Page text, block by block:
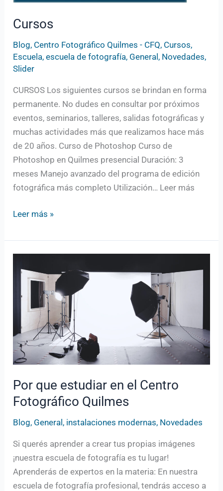
Cursos
Blog, Centro Fotográfico Quilmes - CFQ, Cursos,
Escuela,escuela de fotografía, General, Novedades,
Slider
CURSOS Los siguientes cursos se brindan en forma
permanente. No dudes en consultar por próximos
eventos, seminarios, talleres, salidas fotográficas y
muchas actividades más que realizamos hace más
de 20 años. Curso de Photoshop Curso de
Photoshop en Quilmes presencial Duración: 3
meses Manejo avanzado del programa de edición
fotográfica más completo Utilización… Leer más
Leer más »
Por que estudiar en el Centro
Fotográfico Quilmes
Blog, General , instalaciones modernas, Novedades
Si querés aprender a crear tus propias imágenes
¡nuestra escuela de fotografía es tu lugar!
Aprenderás de expertos en la materia: En nuestra
escuela de fotografía profesional, tendrás acceso a
que
Centro
Fotográfico
Quilmes